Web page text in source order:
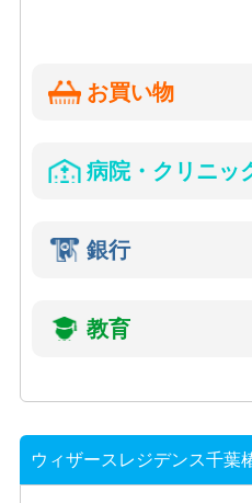
お買い物
病院・クリニッ
銀行
教育
ウィザースレジデンス千葉